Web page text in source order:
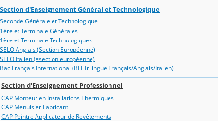
Section d'Enseignement Général et Technologique
Seconde Générale et Technologique
1ère et Terminale Générales
1ère et Terminale Technologiques
SELO Anglais (Section Européenne)
SELO Italien (=section européenne)
Bac Français International (BFI Trilingue Français/Anglais/Italien)
Section d'Enseignement Professionnel
CAP Monteur en Installations Thermiques
CAP Menuisier Fabricant
CAP Peintre Applicateur de Revêtements